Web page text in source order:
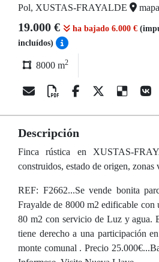
Pol, XUSTAS-FRAYALDE mapa
19.000 € ha bajado 6.000 €
incluídos)
8000 m2
Descripción
Finca rústica en XUSTAS-
construidos, estado de origen, zonas
REF: F2662...Se vende bonita
Frayalde de 8000 m2 edificable con
80 m2 con servicio de Luz y agua.
tiene derecho a una participación
monte comunal . Precio